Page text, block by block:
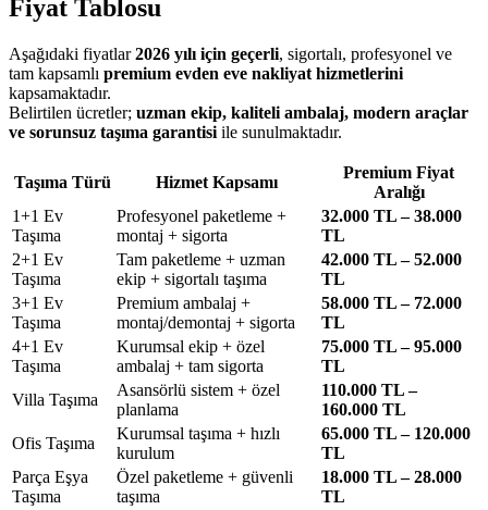
Fiyat Tablosu
Aşağıdaki fiyatlar2026 yılı için geçerli, sigortalı, profesyonel ve
tam kapsamlı premium evden eve nakliyat hizmetlerini
kapsamaktadır.
Belirtilen ücretler; uzman ekip, kaliteli ambalaj, modern araçlar
ve sorunsuz taşıma garantisi ile sunulmaktadır.
Taşıma Türü Hizmet Kapsamı
Premium Fiyat
Aralığı
1+1 Ev
Taşıma
Profesyonel paketleme +
montaj + sigorta
32.000 TL – 38.000
TL
2+1 Ev
Taşıma
Tam paketleme + uzman
ekip + sigortalı taşıma
42.000 TL – 52.000
TL
3+1 Ev
Taşıma
Premium ambalaj +
montaj/demontaj + sigorta
58.000 TL – 72.000
TL
4+1 Ev
Taşıma
Kurumsal ekip + özel
ambalaj + tam sigorta
75.000 TL – 95.000
TL
Villa Taşıma
Asansörlü sistem + özel
planlama
110.000 TL –
160.000 TL
Ofis Taşıma
Kurumsal taşıma + hızlı
kurulum
65.000 TL – 120.000
TL
Parça Eşya
Taşıma
Özel paketleme + güvenli
taşıma
18.000 TL – 28.000
TL